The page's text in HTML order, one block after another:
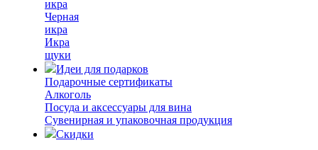
икра
Черная
икра
Икра
щуки
Идеи для подарков
Подарочные сертификаты
Алкоголь
Посуда и аксессуары для вина
Сувенирная и упаковочная продукция
Скидки